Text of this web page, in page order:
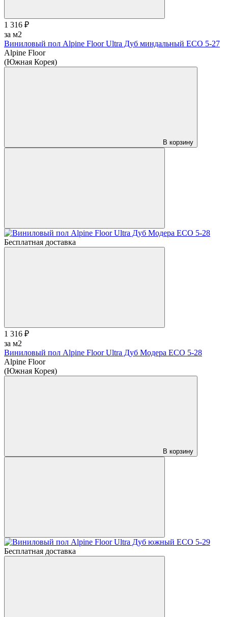
1 316 ₽
за м2
Виниловый пол Alpine Floor Ultra Дуб миндальный ЕСО 5-27
Alpine Floor
(Южная Корея)
В корзину
Бесплатная доставка
1 316 ₽
за м2
Виниловый пол Alpine Floor Ultra Дуб Модера ЕСО 5-28
Alpine Floor
(Южная Корея)
В корзину
Бесплатная доставка